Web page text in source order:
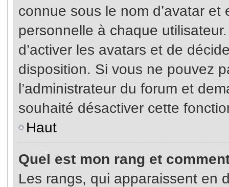
connue sous le nom d’avatar
personnelle à chaque
d’activer les avatars et de
disposition. Si vous ne pouvez
l’administrateur du forum et
souhaité désactiver cette
Haut
Quel est mon rang et
Les rangs, qui apparaissent en